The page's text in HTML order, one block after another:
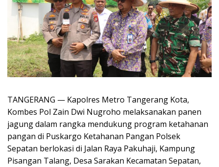
TANGERANG — Kapolres Metro Tangerang Kota,
Kombes Pol Zain Dwi Nugroho melaksanakan panen
jagung dalam rangka mendukung program ketahanan
pangan di Puskargo Ketahanan Pangan Polsek
Sepatan berlokasi di Jalan Raya Pakuhaji, Kampung
Pisangan Talang, Desa Sarakan Kecamatan Sepatan,